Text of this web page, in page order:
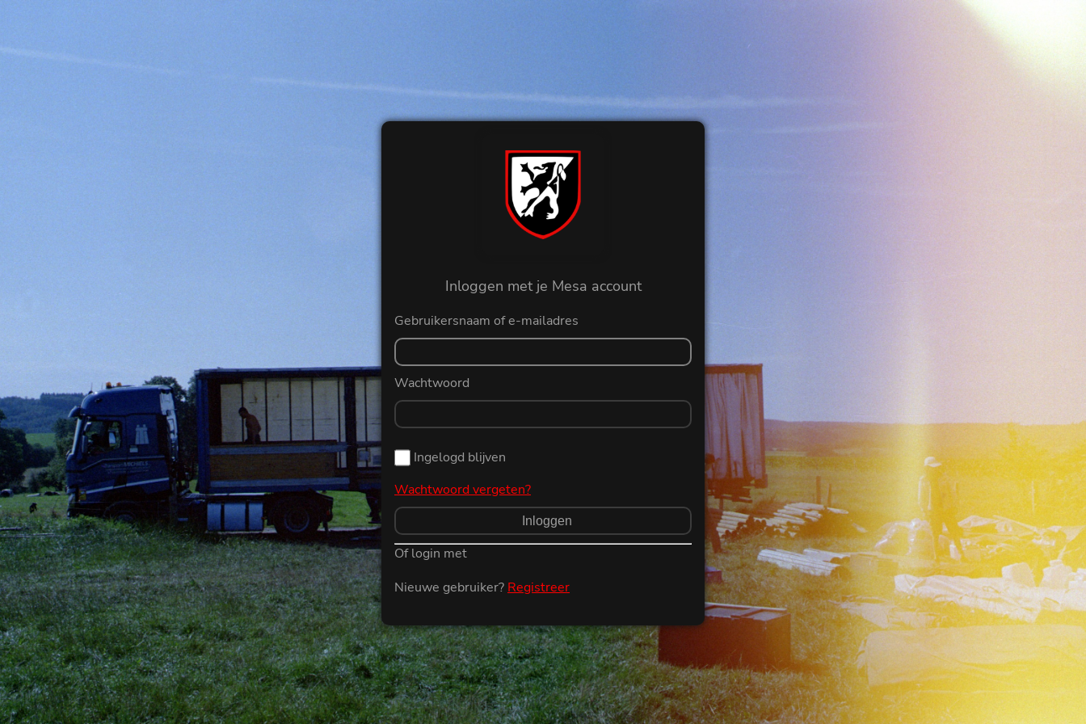
Inloggen met je Mesa account
Gebruikersnaam of e-mailadres
Wachtwoord
Ingelogd blijven
Wachtwoord vergeten?
Of login met
Nieuwe gebruiker? Registreer